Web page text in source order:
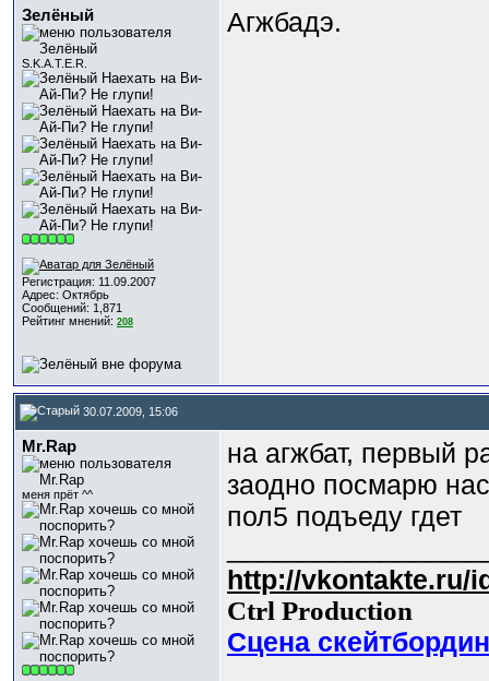
Зелёный
S.K.A.T.E.R.
Регистрация: 11.09.2007
Адрес: Октябрь
Сообщений: 1,871
Рейтинг мнений: 208
Агжбадэ.
30.07.2009, 15:06
Mr.Rap
меня прёт ^^
на агжбат, первый
заодно посмарю
пол5 подъеду гдет
http://vkontakte.ru/
Сtrl Production
Сцена